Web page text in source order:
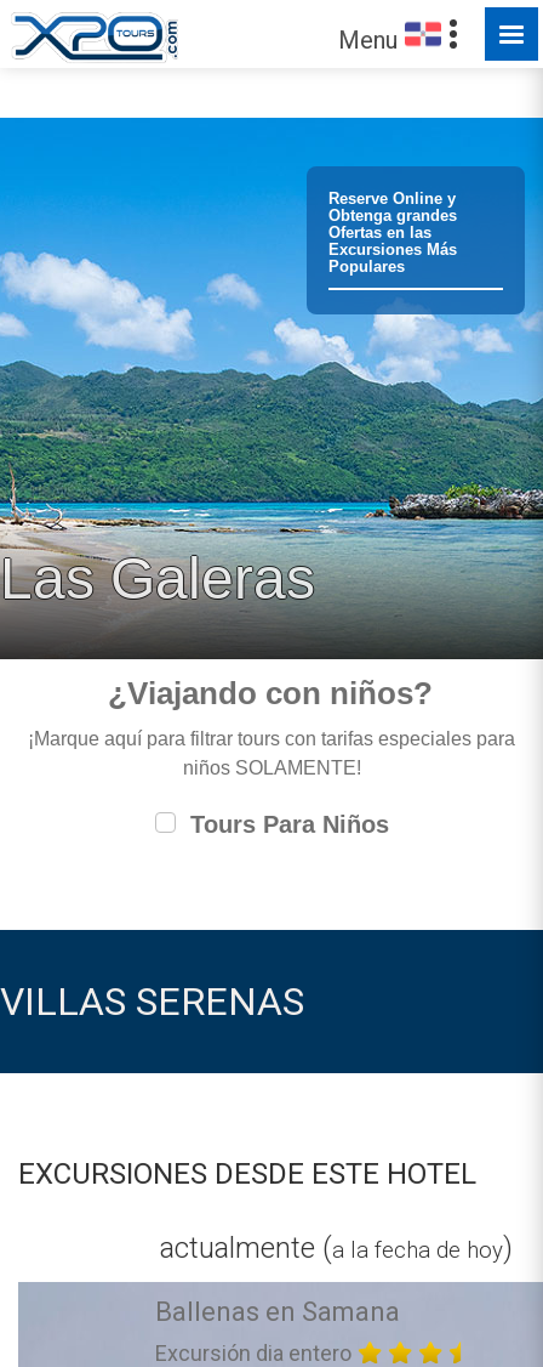
Menu
HECHO PARA SER EXPLORADO
Reserve Online y
Obtenga grandes
Ofertas en las
Excursiones Más
Populares
Las Galeras
¿Viajando con niños?
¡Marque aquí para filtrar tours con tarifas especiales para
niños SOLAMENTE!
Tours Para Niños
VILLAS SERENAS
EXCURSIONES DESDE ESTE HOTEL
actualmente (a la fecha de hoy)
Ballenas en Samana
Excursión dia entero